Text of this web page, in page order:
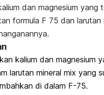
dan magnesium yang
formula F 75 dan larutan
kalium dan magnesium
larutan mineral mix yang
di dalam F-75.